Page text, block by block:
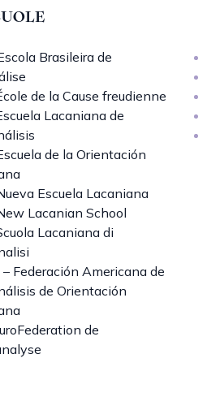
Brasileira de
de la Cause freudienne
Lacaniana de
de la Orientación
Escuela Lacaniana
Lacanian School
Lacaniana di
– Federación Americana de
de Orientación
de